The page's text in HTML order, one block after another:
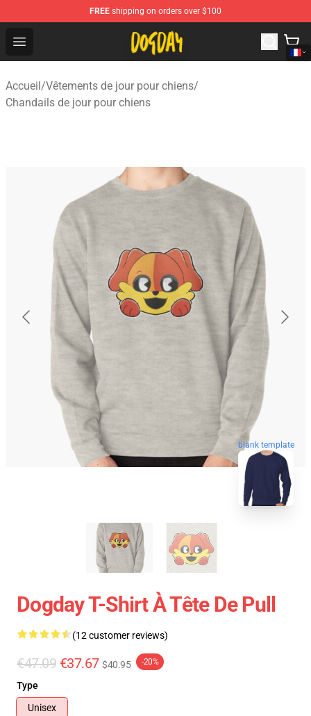
FREE shipping on orders over $100
Open menu
DogDay Store - Official DogDay Merchandise Shop
Accueil/Vêtements de jour pour chiens/
Chandails de jour pour chiens
blank template
Dogday T-Shirt À Tête De Pull
(12 customer reviews)
€47.09 €37.67 $40.95 -20%
Type
Unisex